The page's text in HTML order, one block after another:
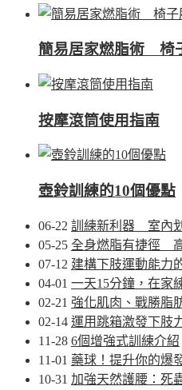
簡易居家燃脂術 椅
按摩滾筒使用指南
壺鈴訓練的10個優點
06-22 訓練新利器 室內
05-25 全身燃脂有捷徑
07-12 建構下肢運動能力
04-01 一天15分鐘，在家
02-21 強化肌肉、戰勝脂
02-14 運用跳箱激發下肢
11-28 6個增強式訓練介紹
11-01 藥球！提升你的爆
10-31 加強天然護腰：死